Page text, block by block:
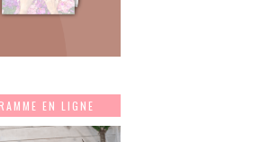
EN LIGNE